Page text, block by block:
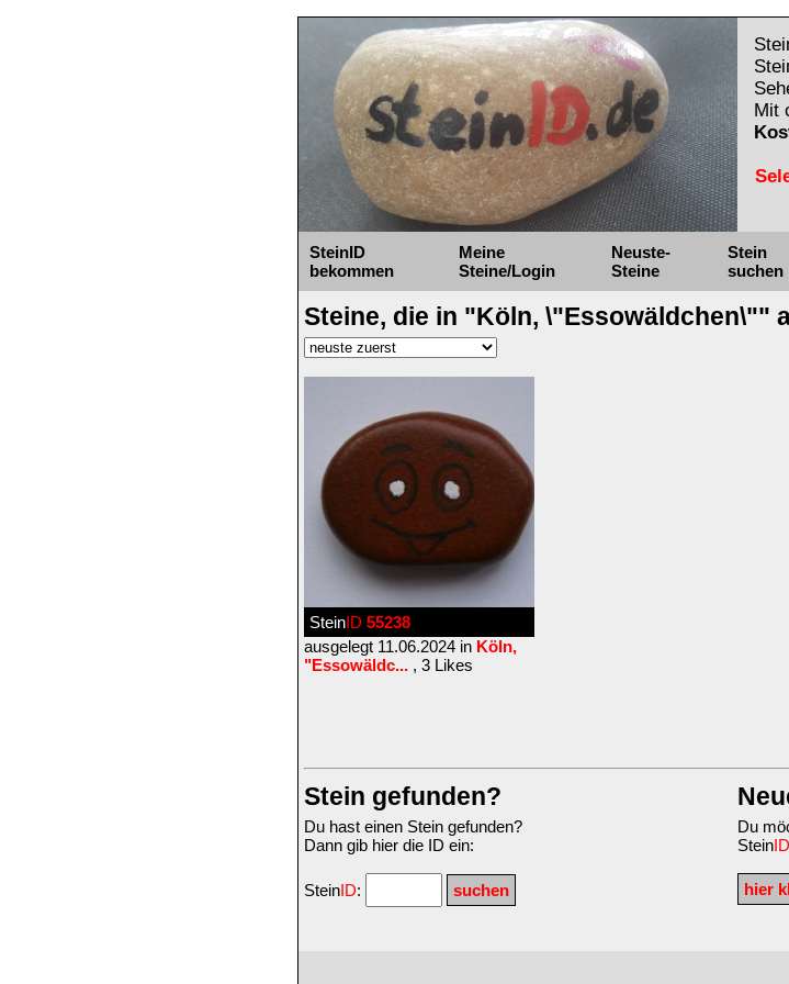
Mit
SteinID
bekommen
Meine
Steine/Login
Neuste-
Steine
Stein
suchen
Steine, die in "Köln, \"Essowäldchen\""
SteinID 55238
ausgelegt 11.06.2024 in Köln,
"Essowäldc... , 3 Likes
Stein gefunden?
Du hast einen Stein gefunden?
Dann gib hier die ID ein:
SteinID:
Du
SteinID
hier